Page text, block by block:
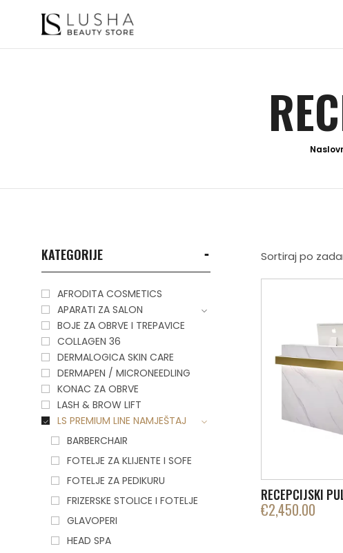
KATEGORIJE
AFRODITA COSMETICS
APARATI ZA SALON
BOJE ZA OBRVE I TREPAVICE
COLLAGEN 36
DERMALOGICA SKIN CARE
DERMAPEN / MICRONEEDLING
KONAC ZA OBRVE
LASH & BROW LIFT
LS PREMIUM LINE NAMJEŠTAJ
BARBERCHAIR
FOTELJE ZA KLIJENTE I SOFE
FOTELJE ZA PEDIKURU
FRIZERSKE STOLICE I FOTELJE
GLAVOPERI
HEAD SPA
Sortiraj po
RECEPCIJSKI
€2,450.00